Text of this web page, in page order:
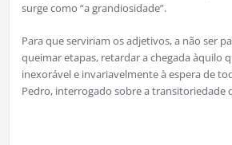
surge como “a grandiosidade”.
Para que serviriam os adjetivos, a não ser
queimar etapas, retardar a chegada àquilo
inexorável e invariavelmente à espera de
Pedro, interrogado sobre a transitoriedade